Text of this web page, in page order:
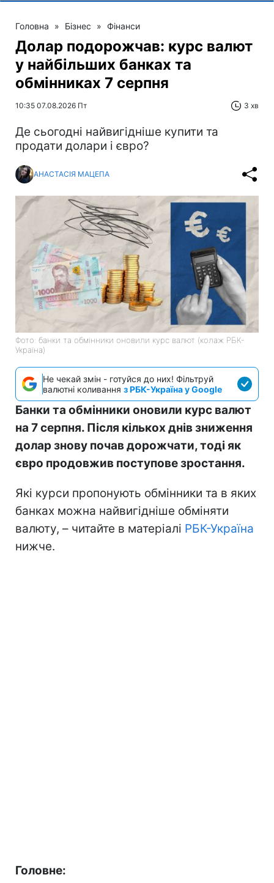
Головна » Бізнес » Фінанси
Долар подорожчав: курс валют
у найбільших банках та
обмінниках 7 серпня
10:35 07.08.2026 Пт 3 хв
Де сьогодні найвигідніше купити та
продати долари і євро?
АНАСТАСІЯ МАЦЕПА
Фото: банки та обмінники оновили курс валют (колаж РБК-
Україна)
Не чекай змін - готуйся до них! Фільтруй
валютні коливання з РБК-Україна у Google
Банки та обмінники оновили курс валют
на 7 серпня. Після кількох днів зниження
долар знову почав дорожчати, тоді як
євро продовжив поступове зростання.
Які курси пропонують обмінники та в яких
банках можна найвигідніше обміняти
валюту, – читайте в матеріалі РБК-Україна
нижче.
Головне: